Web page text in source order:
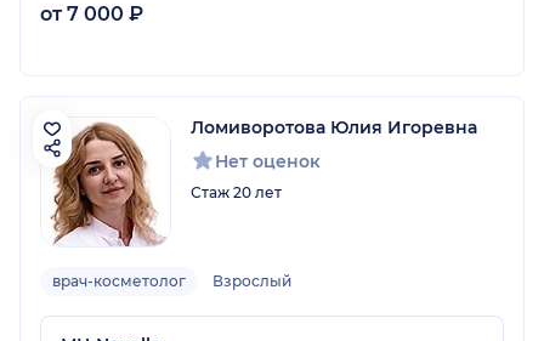
от 7 000 ₽
Ломиворотова Юлия Игоревна
Нет оценок
Стаж 20 лет
врач-косметолог Взрослый